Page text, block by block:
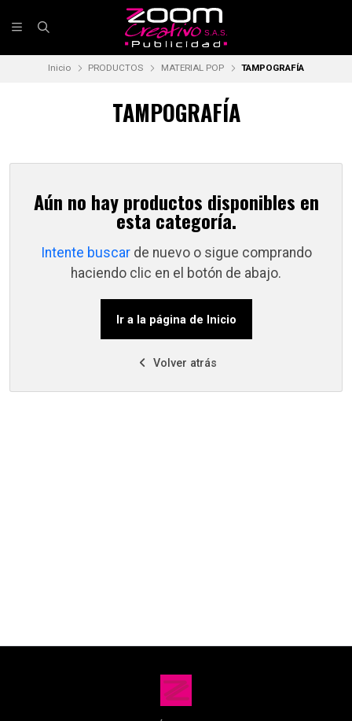
Inicio PRODUCTOS MATERIAL POP TAMPOGRAFÍA
TAMPOGRAFÍA
Aún no hay productos disponibles en
esta categoría.
Intente buscarde nuevo o sigue comprando
haciendo clic en el botón de abajo.
Ir a la página de Inicio
Volver atrás